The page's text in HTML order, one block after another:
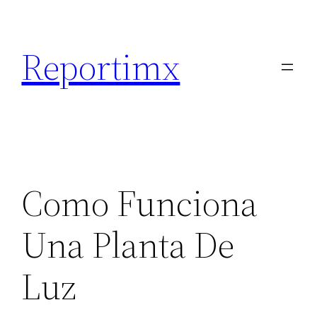
contenido
Reportimx
Como Funciona
Una Planta De
Luz